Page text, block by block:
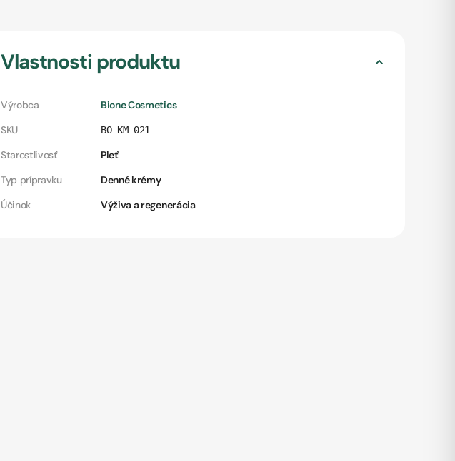
Vlastnosti produktu
Výrobca
Bione Cosmetics
SKU
BO-KM-021
Starostlivosť
Pleť
Typ prípravku
Denné krémy
Účinok
Výživa a regenerácia